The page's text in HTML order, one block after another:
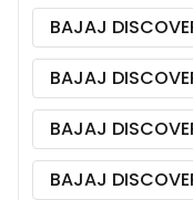
BAJAJ
BAJAJ
BAJAJ
BAJAJ